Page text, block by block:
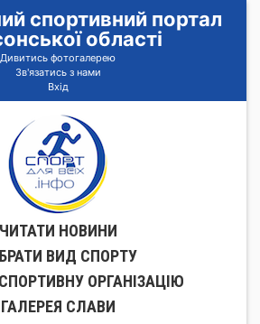
спортивний портал
області
Дивитись фотогалерею
Зв'язатись з нами
Вхід
ЧИТАТИ НОВИНИ
ВИД СПОРТУ
ОРГАНIЗАЦIЮ
ГАЛЕРЕЯ СЛАВИ